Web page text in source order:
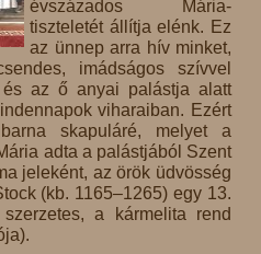
évszázados Mária-
tiszteletét állítja elénk. Ez
az ünnep arra hív minket,
imádságos szívvel
az ő anyai palástja alatt
viharaiban. Ezért
skapuláré, melyet a
adta a palástjából Szent
jeleként, az örök üdvösség
(kb. 1165–1265) egy 13.
a kármelita rend